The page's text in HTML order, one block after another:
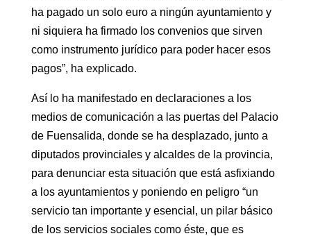
ha pagado un solo euro a ningún ayuntamiento y
ni siquiera ha firmado los convenios que sirven
como instrumento jurídico para poder hacer esos
pagos”, ha explicado.
Así lo ha manifestado en declaraciones a los
medios de comunicación a las puertas del Palacio
de Fuensalida, donde se ha desplazado, junto a
diputados provinciales y alcaldes de la provincia,
para denunciar esta situación que está asfixiando
a los ayuntamientos y poniendo en peligro “un
servicio tan importante y esencial, un pilar básico
de los servicios sociales como éste, que es